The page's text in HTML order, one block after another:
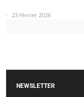
23 février 2026
NEWSLETTER